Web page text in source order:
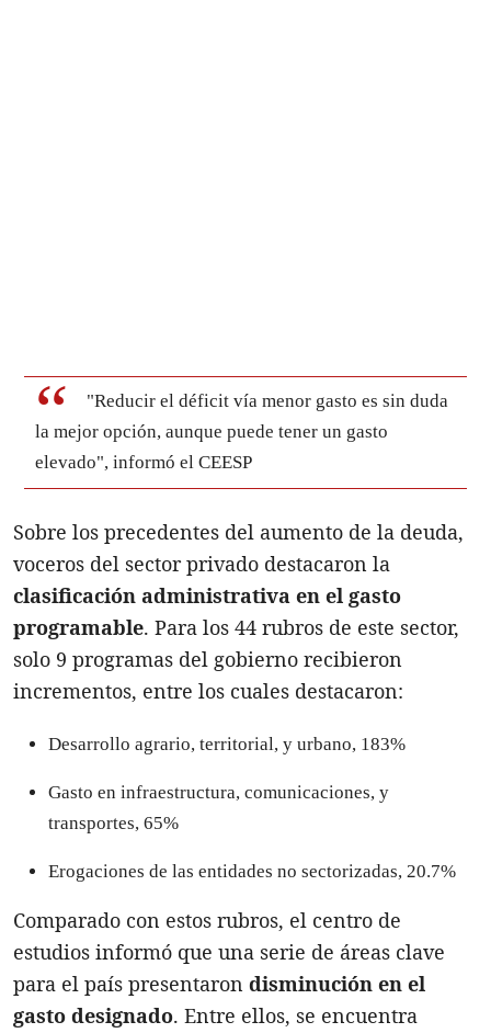
"Reducir el déficit vía menor gasto es sin duda
la mejor opción, aunque puede tener un gasto
elevado", informó el CEESP
Sobre los precedentes del aumento de la deuda,
voceros del sector privado destacaron la
clasificación administrativa en el gasto
programable. Para los 44 rubros de este sector,
solo 9 programas del gobierno recibieron
incrementos, entre los cuales destacaron:
Desarrollo agrario, territorial, y urbano, 183%
Gasto en infraestructura, comunicaciones, y
transportes, 65%
Erogaciones de las entidades no sectorizadas, 20.7%
Comparado con estos rubros, el centro de
estudios informó que una serie de áreas clave
para el país presentaron disminución en el
gasto designado. Entre ellos, se encuentra